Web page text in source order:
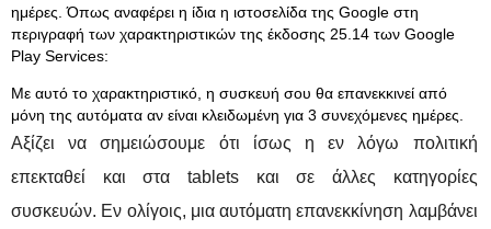
ημέρες. Όπως αναφέρει η ίδια η ιστοσελίδα της Google στη
περιγραφή των χαρακτηριστικών της έκδοσης 25.14 των Google
Play Services:
Με αυτό το χαρακτηριστικό, η συσκευή σου θα επανεκκινεί από
μόνη της αυτόματα αν είναι κλειδωμένη για 3 συνεχόμενες ημέρες.
Αξίζει να σημειώσουμε ότι ίσως η εν λόγω πολιτική
επεκταθεί και στα tablets και σε άλλες κατηγορίες
συσκευών. Εν ολίγοις, μια αυτόματη επανεκκίνηση λαμβάνει